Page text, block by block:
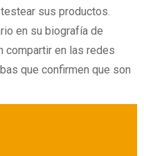
sus productos.
en su biografía de
compartir en las redes
que confirmen que son